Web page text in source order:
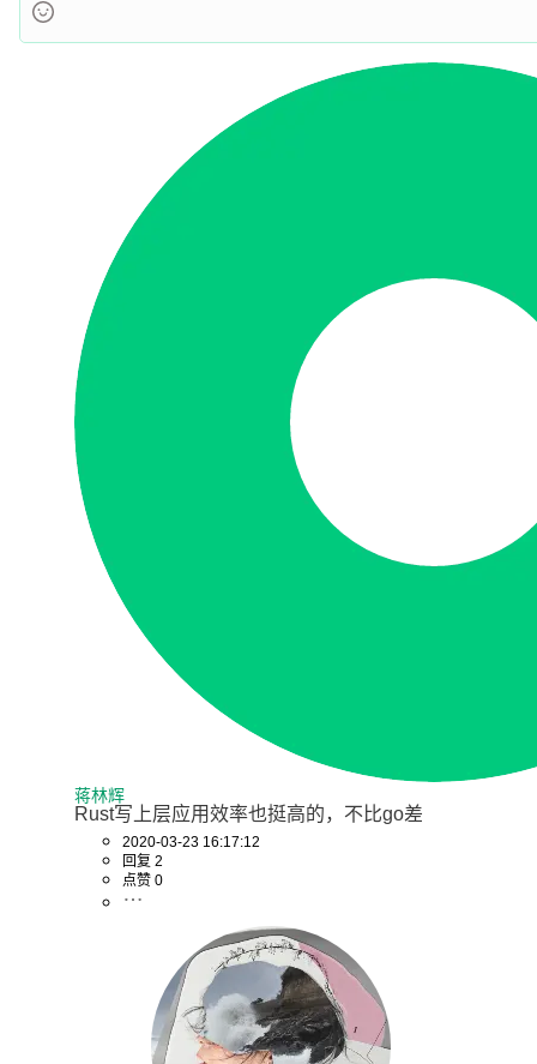
蒋林辉
Rust写上层应用效率也挺高的，不比go差
2020-03-23 16:17:12
回复 2
点赞 0